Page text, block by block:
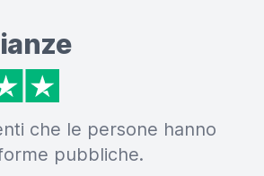
che le persone hanno
pubbliche.